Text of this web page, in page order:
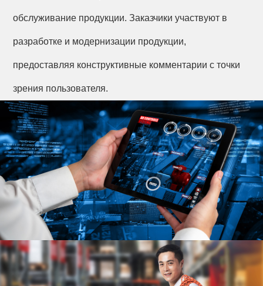
обслуживание продукции. Заказчики участвуют в
разработке и модернизации продукции,
предоставляя конструктивные комментарии с точки
зрения пользователя.